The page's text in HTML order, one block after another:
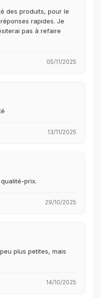
des produits, pour le
rapides. Je
pas à refaire
05/11/2025
13/11/2025
prix.
29/10/2025
plus petites, mais
14/10/2025